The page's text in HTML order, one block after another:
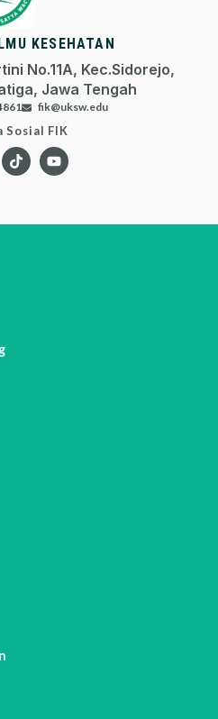
KESEHATAN
No.11A, Kec.Sidorejo,
Jawa Tengah
fik@uksw.edu
Sosial FIK